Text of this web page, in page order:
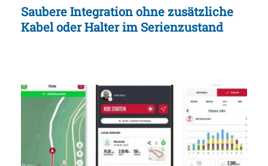
Saubere Integration ohne zusätzliche
Kabel oder Halter im Serienzustand